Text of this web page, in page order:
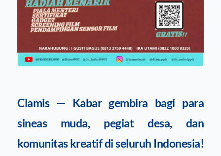
Ciamis — Kabar gembira bagi para
sineas muda, pegiat desa, dan
komunitas kreatif di seluruh Indonesia!